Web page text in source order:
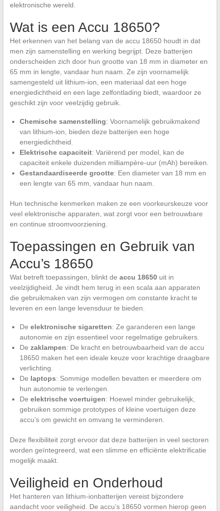
elektronische wereld.
Wat is een Accu 18650?
Het erkennen van het belang van de accu 18650 houdt in dat
men zijn samenstelling en werking begrijpt. Deze batterijen
onderscheiden zich door hun grootte van 18 mm in diameter en
65 mm in lengte, vandaar hun naam. Ze zijn voornamelijk
samengesteld uit lithium-ion, een materiaal dat een hoge
energiedichtheid en een lage zelfontlading biedt, waardoor ze
geschikt zijn voor veelzijdig gebruik.
Chemische samenstelling: Voornamelijk gebruikmakend
van lithium-ion, bieden deze batterijen een hoge
energiedichtheid.
Elektrische capaciteit: Variërend per model, kan de
capaciteit enkele duizenden milliampère-uur (mAh) bereiken.
Gestandaardiseerde grootte: Een diameter van 18 mm en
een lengte van 65 mm, vandaar hun naam.
Hun technische kenmerken maken ze een voorkeurskeuze voor
veel elektronische apparaten, wat zorgt voor een betrouwbare
en continue stroomvoorziening.
Toepassingen en Gebruik van
Accu’s 18650
Wat betreft toepassingen, blinkt de accu 18650uit in
veelzijdigheid. Je vindt hem terug in een scala aan apparaten
die gebruikmaken van zijn vermogen om constante kracht te
leveren en een lange levensduur te bieden.
De elektronische sigaretten: Ze garanderen een lange
autonomie en zijn essentieel voor regelmatige gebruikers.
De zaklampen: De kracht en betrouwbaarheid van de accu
18650 maken het een ideale keuze voor krachtige draagbare
verlichting.
De laptops: Sommige modellen bevatten er meerdere om
hun autonomie te verlengen.
De elektrische voertuigen: Hoewel minder gebruikelijk,
gebruiken sommige prototypes of kleine voertuigen deze
accu’s om gewicht en omvang te verminderen.
Deze flexibiliteit zorgt ervoor dat deze batterijen in veel sectoren
worden geïntegreerd, wat een slimme en efficiënte elektrificatie
mogelijk maakt.
Veiligheid en Onderhoud
Het hanteren van lithium-ionbatterijen vereist bijzondere
aandacht voor veiligheid. De accu’s 18650 vormen hierop geen